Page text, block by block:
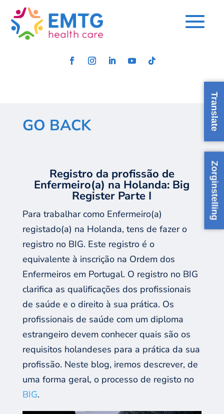
Zorginstelling
GO BACK
Registro da profissão de
Enfermeiro(a) na Holanda: Big
Register Parte I
Para trabalhar comoEnfermeiro(a)
registado(a) na Holanda, tens de fazer o
registro no BIG. Este registro é o
equivalente à inscrição na Ordem dos
Enfermeiros em Portugal. O registro no BIG
clarifica as qualificações dos profissionais
de saúde e odireito à sua prática. Os
profissionais de saúde com um diploma
estrangeiro devem conhecer quais são os
requisitos holandeses para a prática da sua
profissão. Neste blog, iremos descrever, de
uma forma geral, o processo de registo no
BIG.
Translate